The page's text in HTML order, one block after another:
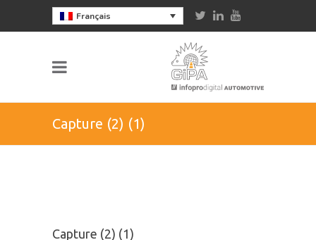
Français
Capture (2) (1)
Capture (2) (1)